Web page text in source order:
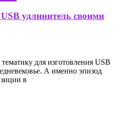
удлинитель своими
для изготовления USB
А именно эпизод
в